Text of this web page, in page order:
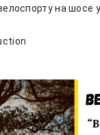
на шосе